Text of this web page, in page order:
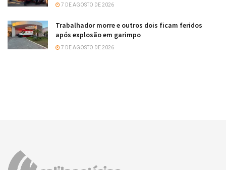
7 DE AGOSTO DE 2026
Trabalhador morre e outros dois ficam feridos
após explosão em garimpo
7 DE AGOSTO DE 2026